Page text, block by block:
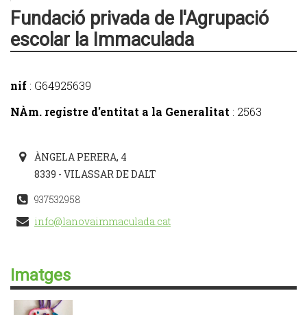
Fundació privada de l'Agrupació
escolar la Immaculada
nif : G64925639
NÀm. registre d'entitat a la Generalitat : 2563
ÀNGELA PERERA, 4
8339 - VILASSAR DE DALT
937532958
info@lanovaimmaculada.cat
Imatges